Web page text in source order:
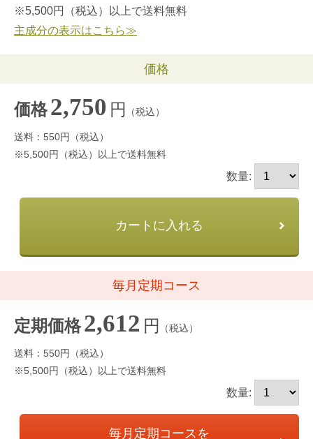
※5,500円（税込）以上で送料無料
主成分の表示はこちら≫
価格
価格2,750 円 （税込）
送料：550円（税込）
※5,500円（税込）以上で送料無料
数量:
カートに入れる
毎月定期コース
定期価格2,612 円 （税込）
送料：550円（税込）
※5,500円（税込）以上で送料無料
数量:
毎月定期コースを